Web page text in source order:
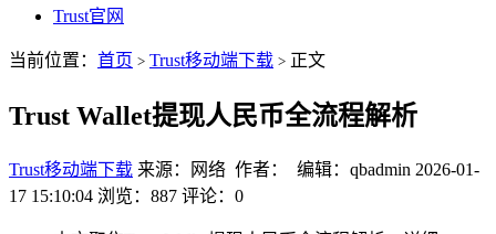
Trust官网
当前位置： 首页 > Trust移动端下载 > 正文
Trust Wallet提现人民币全流程解析
Trust移动端下载 来源：网络 作者： 编辑：qbadmin 2026-01-
17 15:10:04 浏览：887 评论：0